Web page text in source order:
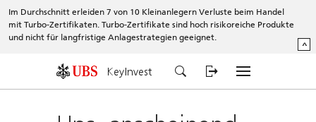
Im Durchschnitt erleiden 7 von 10 Kleinanlegern Verluste beim Handel
mit Turbo-Zertifikaten. Turbo-Zertifikate sind hoch risikoreiche Produkte
und nicht für langfristige Anlagestrategien geeignet.
^
KeyInvest